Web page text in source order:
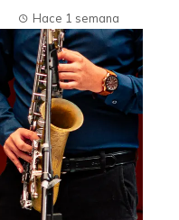
Hace 1 semana